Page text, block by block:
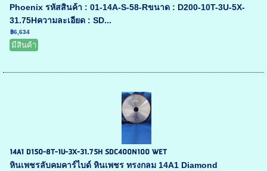
Phoenix รหัสสินค้า : 01-14A-S-58-Rขนาด : D200-10T-3U-5X-
31.75Hความละเอียด : SD...
฿6,634
มีสินค้า
14A1 D150-8T-1U-3X-31.75H SDC400N100 WET
หินเพชรลับคมคาร์ไบด์ หินเพชร ทรงกลม 14A1 Diamond